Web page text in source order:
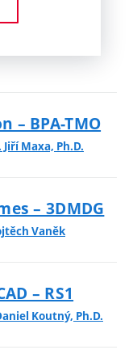
– BPA-TMO
Maxa, Ph.D.
– 3DMDG
Vaněk
– RS1
Koutný, Ph.D.